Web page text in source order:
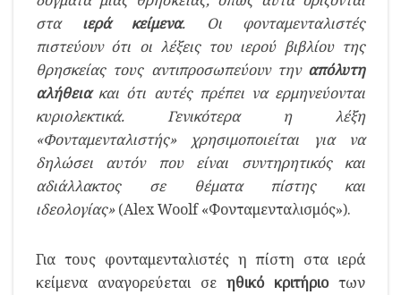
στα ιερά κείμενα. Οι φονταμενταλιστές
πιστεύουν ότι οι λέξεις του ιερού βιβλίου της
θρησκείας τους αντιπροσωπεύουν τηναπόλυτη
αλήθεια και ότι αυτές πρέπει να ερμηνεύονται
κυριολεκτικά. Γενικότερα η λέξη
«Φονταμενταλιστής» χρησιμοποιείται για να
δηλώσει αυτόν που είναι συντηρητικός και
αδιάλλακτος σε θέματα πίστης και
ιδεολογίας»(Alex Woolf «Φονταμενταλισμός»).
Για τους φονταμενταλιστές η πίστη στα ιερά
κείμενα αναγορεύεται σε ηθικό κριτήριοτων